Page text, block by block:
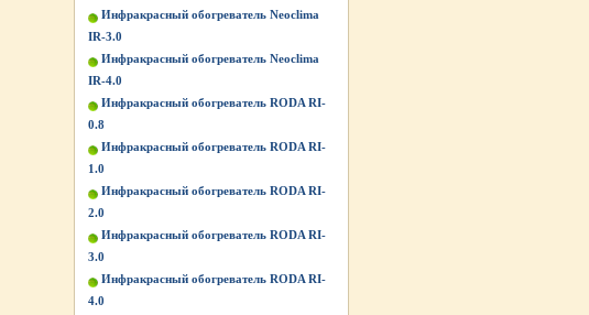
Инфракрасный обогреватель Neoclima
IR-3.0
Инфракрасный обогреватель Neoclima
IR-4.0
Инфракрасный обогреватель RODA RI-
0.8
Инфракрасный обогреватель RODA RI-
1.0
Инфракрасный обогреватель RODA RI-
2.0
Инфракрасный обогреватель RODA RI-
3.0
Инфракрасный обогреватель RODA RI-
4.0